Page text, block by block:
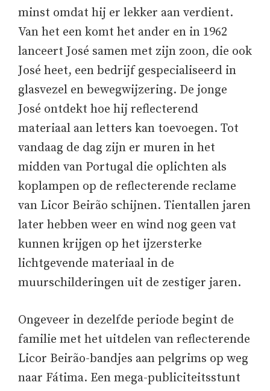
minst omdat hij er lekker aan verdient.
Van het een komt het ander en in 1962
lanceert José samen met zijn zoon, die ook
José heet, een bedrijf gespecialiseerd in
glasvezel en bewegwijzering. De jonge
José ontdekt hoe hij reflecterend
materiaal aan letters kan toevoegen. Tot
vandaag de dag zijn er muren in het
midden van Portugal die oplichten als
koplampen op de reflecterende reclame
van Licor Beirão schijnen. Tientallen jaren
later hebben weer en wind nog geen vat
kunnen krijgen op het ijzersterke
lichtgevende materiaal in de
muurschilderingen uit de zestiger jaren.
Ongeveer in dezelfde periode begint de
familie met het uitdelen van reflecterende
Licor Beirão-bandjes aan pelgrims op weg
naar Fátima. Een mega-publiciteitsstunt